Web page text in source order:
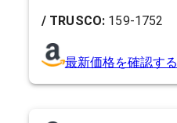
/ TRUSCO: 159-1752
最新価格を確認する